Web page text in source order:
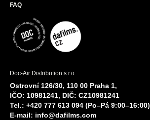
FAQ
Doc-Air Distribution s.r.o.
Ostrovní 126/30, 110 00 Praha 1,
IČO: 10981241, DIČ: CZ10981241
Tel.: +420 777 613 094 (Po–Pá 9:00–16:00)
E-mail: info@dafilms.com